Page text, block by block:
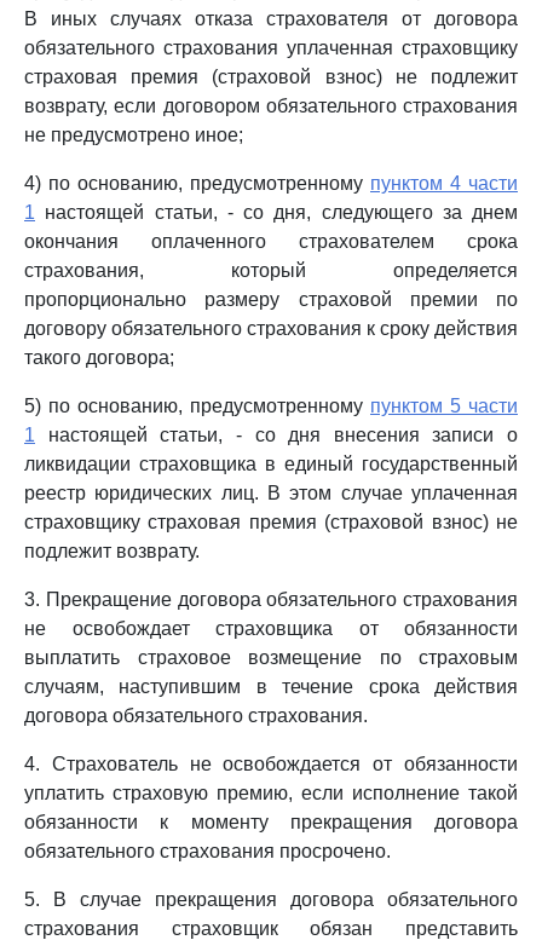
В иных случаях отказа страхователя от договора
обязательного страхования уплаченная страховщику
страховая премия (страховой взнос) не подлежит
возврату, если договором обязательного страхования
не предусмотрено иное;
4) по основанию, предусмотренному пунктом 4 части
1 настоящей статьи, - со дня, следующего за днем
окончания оплаченного страхователем срока
страхования, который определяется
пропорционально размеру страховой премии по
договору обязательного страхования к сроку действия
такого договора;
5) по основанию, предусмотренному пунктом 5 части
1 настоящей статьи, - со дня внесения записи о
ликвидации страховщика в единый государственный
реестр юридических лиц. В этом случае уплаченная
страховщику страховая премия (страховой взнос) не
подлежит возврату.
3. Прекращение договора обязательного страхования
не освобождает страховщика от обязанности
выплатить страховое возмещение по страховым
случаям, наступившим в течение срока действия
договора обязательного страхования.
4. Страхователь не освобождается от обязанности
уплатить страховую премию, если исполнение такой
обязанности к моменту прекращения договора
обязательного страхования просрочено.
5. В случае прекращения договора обязательного
страхования страховщик обязан представить